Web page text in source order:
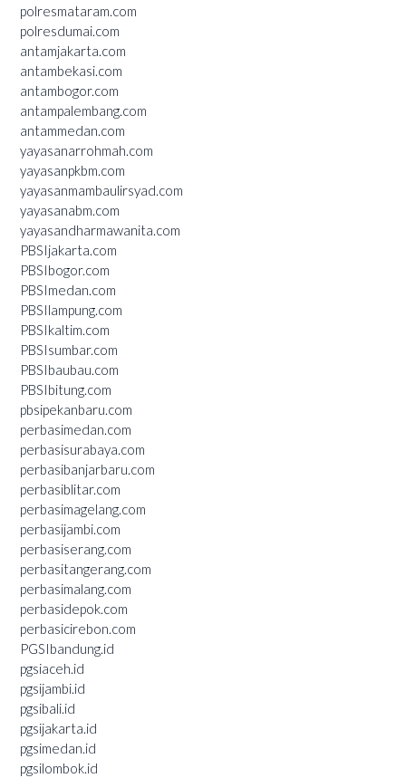
polresmataram.com
polresdumai.com
antamjakarta.com
antambekasi.com
antambogor.com
antampalembang.com
antammedan.com
yayasanarrohmah.com
yayasanpkbm.com
yayasanmambaulirsyad.com
yayasanabm.com
yayasandharmawanita.com
PBSIjakarta.com
PBSIbogor.com
PBSImedan.com
PBSIlampung.com
PBSIkaltim.com
PBSIsumbar.com
PBSIbaubau.com
PBSIbitung.com
pbsipekanbaru.com
perbasimedan.com
perbasisurabaya.com
perbasibanjarbaru.com
perbasiblitar.com
perbasimagelang.com
perbasijambi.com
perbasiserang.com
perbasitangerang.com
perbasimalang.com
perbasidepok.com
perbasicirebon.com
PGSIbandung.id
pgsiaceh.id
pgsijambi.id
pgsibali.id
pgsijakarta.id
pgsimedan.id
pgsilombok.id